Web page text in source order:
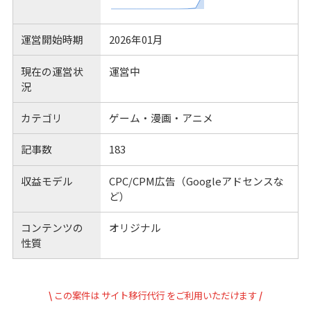
運営開始時期 2026年01月
現在の運営状
況
運営中
カテゴリ ゲーム・漫画・アニメ
記事数 183
収益モデル
CPC/CPM広告（Googleアドセンスな
ど）
コンテンツの
性質
オリジナル
\ この案件は サイト移行代行 をご利用いただけます /